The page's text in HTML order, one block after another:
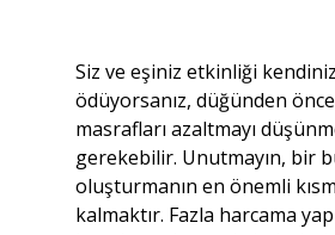
Siz ve eşiniz etkinliği kendiniz
ödüyorsanız, düğünden önce
masrafları azaltmayı
gerekebilir. Unutmayın, bir
oluşturmanın en önemli
kalmaktır. Fazla harcama